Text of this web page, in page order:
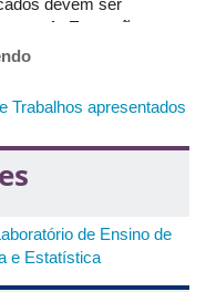
de Extensão
CPF
no campo indicado e
referentes à
se reunidos em
os autores.
Trabalhos apresentados
de Ensino de
e Estatística